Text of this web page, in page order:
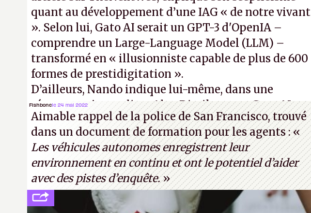
quant au développement d’une IAG « de notre vivant
». Selon lui, Gato AI serait un GPT-3 d'OpenIA –
comprendre un Large-Language Model (LLM) –
transformé en « illusionniste capable de plus de 600
formes de prestidigitation ».
D’ailleurs, Nando indique lui-même, dans une
réponse au journaliste Alex Dimikas, que Gato AI est
« encore loin » de prétendre réussir le célèbre test de
Turing. (Crédit photo : Pexels - Arthur Brognoli)
Fishbonele 24 mai 2022
Aimable rappel de la police de San Francisco, trouvé
dans un document de formation pour les agents : «
Les véhicules autonomes enregistrent leur
environnement en continu et ont le potentiel d’aider
avec des pistes d’enquête.»